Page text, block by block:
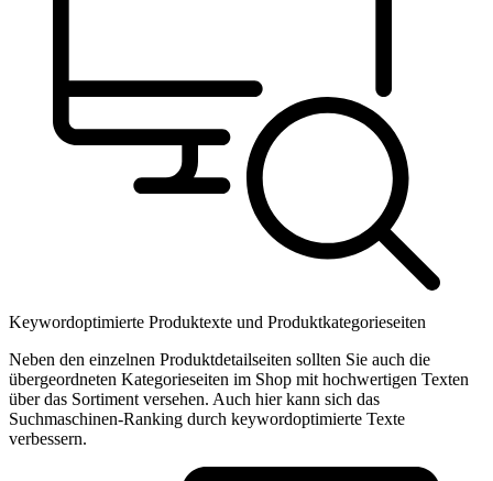
Keywordoptimierte Produktexte und Produkt­kategorieseiten
Neben den einzelnen Produktdetailseiten sollten Sie auch die
übergeordneten Kategorieseiten im Shop mit hochwertigen Texten
über das Sortiment versehen. Auch hier kann sich das
Suchmaschinen-Ranking durch keywordoptimierte Texte
verbessern.